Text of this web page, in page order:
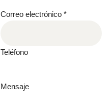
Correo electrónico *
Teléfono
Mensaje